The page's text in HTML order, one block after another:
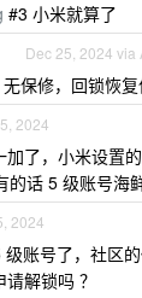
#3 小米就算了
Dec 25, 2024 via
保修，回锁恢
2024
加了，小米设置
的话 5 级账号海
2024
级账号了，社区
解锁吗 ？